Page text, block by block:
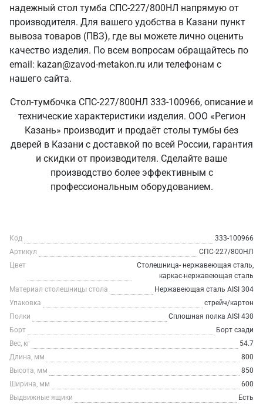
надежный стол тумба СПС-227/800НЛ напрямую от
производителя. Для вашего удобства в Казани пункт
вывоза товаров (ПВЗ), где вы можете лично оценить
качество изделия. По всем вопросам обращайтесь по
email: kazan@zavod-metakon.ru или телефонам с
нашего сайта.
Стол-тумбочка СПС-227/800НЛ 333-100966, описание и
технические характеристики изделия. ООО «Регион
Казань» производит и продаёт столы тумбы без
дверей в Казани с доставкой по всей России, гарантия
и скидки от производителя. Сделайте ваше
производство более эффективным с
профессиональным оборудованием.
Код
333-100966
Артикул
СПС-227/800НЛ
Цвет
Столешница- нержавеющая сталь,
каркас-нержавеющая сталь
Материал столешницы стола
Нержавеющая сталь AISI 304
Упаковка
стрейч/картон
Полки
Сплошная полка AISI 430
Борт
Борт сзади
Вес, кг
54.7
Длина, мм
800
Высота, мм
850
Ширина, мм
600
Выдвижные ящики
Есть